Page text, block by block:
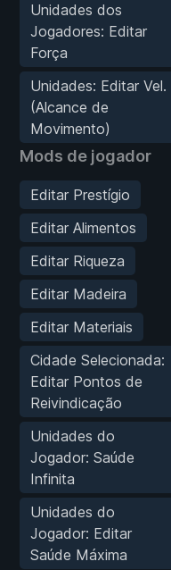
Unidades dos
Jogadores: Editar
Força
Unidades: Editar Vel.
(Alcance de
Movimento)
Mods de jogador
Editar Prestígio
Editar Alimentos
Editar Riqueza
Editar Madeira
Editar Materiais
Cidade Selecionada:
Editar Pontos de
Reivindicação
Unidades do
Jogador: Saúde
Infinita
Unidades do
Jogador: Editar
Saúde Máxima